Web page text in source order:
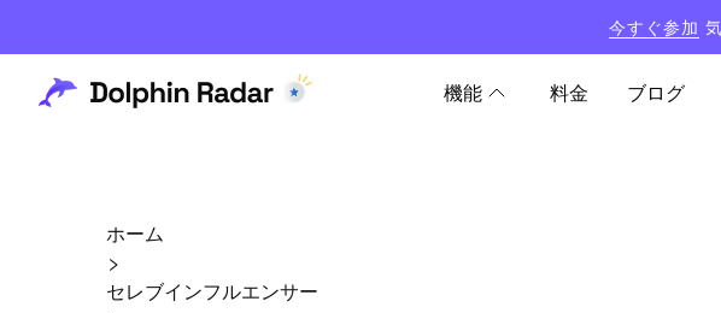
今すぐ参加
機能 料金 ブログ
ホーム
セレブインフルエンサー